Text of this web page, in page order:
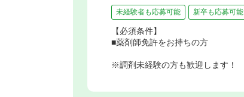
未経験者も応募可能 新卒も応募可能
【必須条件】
■薬剤師免許をお持ちの方
※調剤未経験の方も歓迎します！